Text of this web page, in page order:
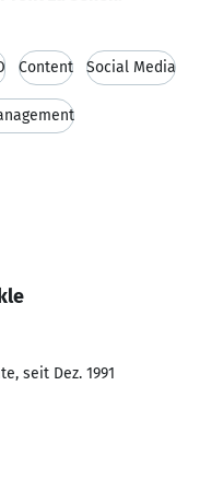
Content Social Media
seit Dez. 1991